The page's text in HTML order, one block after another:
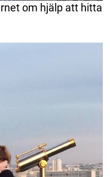
om hjälp att hitta